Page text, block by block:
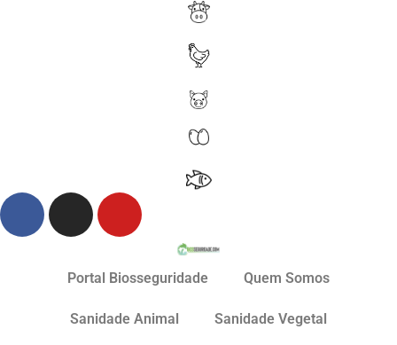
Portal Biosseguridade Quem Somos
Sanidade Animal Sanidade Vegetal